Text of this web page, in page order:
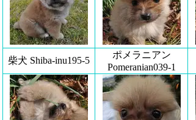
柴犬 Shiba-inu195-5
ポメラニアン
Pomeranian039-1